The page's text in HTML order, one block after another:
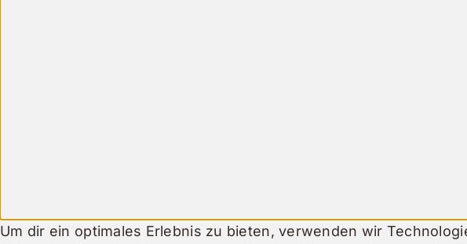
Um dir ein optimales Erlebnis zu bieten, verwenden wir